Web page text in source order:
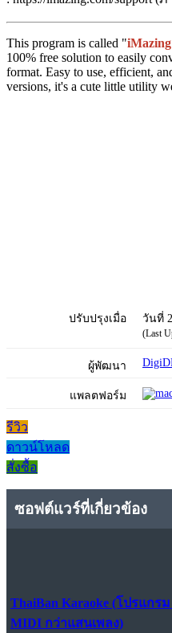
This program is called "
100% free solution to easily
format. Easy to use, efficient,
versions, it's a cute little utility
ปรับปรุงเมื่อ วันที่
(Last
ผู้พัฒนา
แพลตฟอร์ม
รีวิว
ดาวน์โหลด
สั่งซื้อ
ซอฟต์แวร์ที่เกี่ยวข้อง
ThaiBan Karaoke (โปรแกร
MIDI กว่าแสนเพลง)